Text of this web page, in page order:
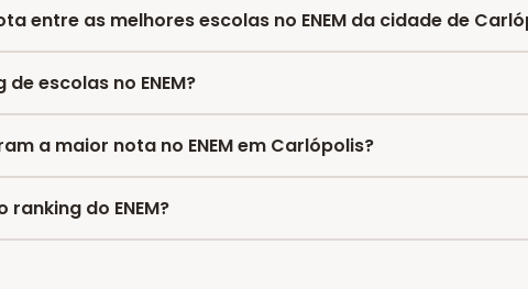
entre as melhores escolas no ENEM da cidade de
entre as melhores escolas da cidade de Carlópolis é
escolas no ENEM?
encontra o último ranking divulgado pelo INEP das
a maior nota no ENEM em Carlópolis?
notas no ENEM em Carlópolis são:
do ENEM?